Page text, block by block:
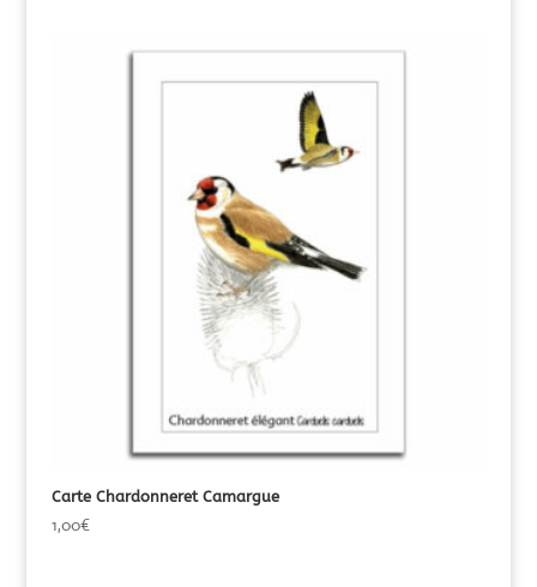
Carte Chardonneret Camargue
1,00€